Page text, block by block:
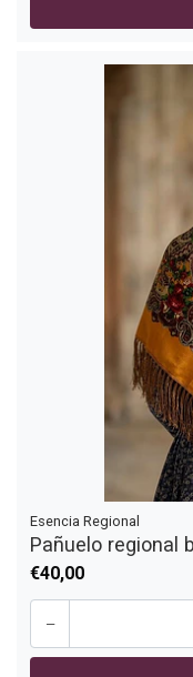
Esencia Regional
Pañuelo regional
€40,00
-